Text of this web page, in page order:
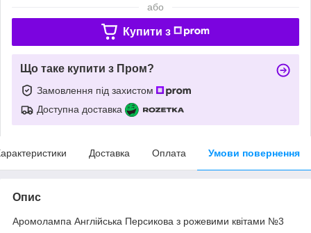
або
Купити з
Що таке купити з Пром?
Замовлення під захистом
Доступна доставка
Доставка Оплата Умови повернення
Опис
Аромолампа Англійська Персикова з рожевими квітами №3